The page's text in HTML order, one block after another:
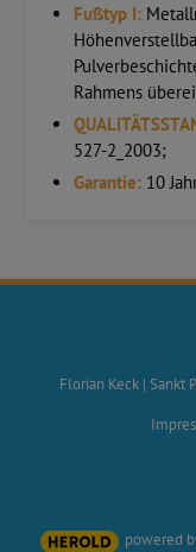
Fußtyp I:
Rahmens
527-2_2003;
Garantie: 10
Florian Keck| Sankt
powered